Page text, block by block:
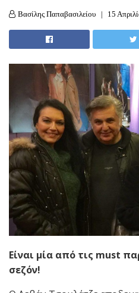
Βασίλης Παπαβασιλείου 15
Είναι μία από τις must
σεζόν!